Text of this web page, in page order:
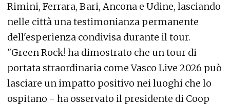
Rimini, Ferrara, Bari, Ancona e Udine, lasciando
nelle città una testimonianza permanente
dell'esperienza condivisa durante il tour.
"Green Rock! ha dimostrato che un tour di
portata straordinaria come Vasco Live 2026 può
lasciare un impatto positivo nei luoghi che lo
ospitano - ha osservato il presidente di Coop